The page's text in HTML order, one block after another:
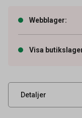
Webblager:
Visa
Detaljer
Artikelnummer
UNSPSC